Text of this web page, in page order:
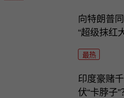
向特朗普
“超级抹红
最热
印度豪赌
伏“卡脖子”